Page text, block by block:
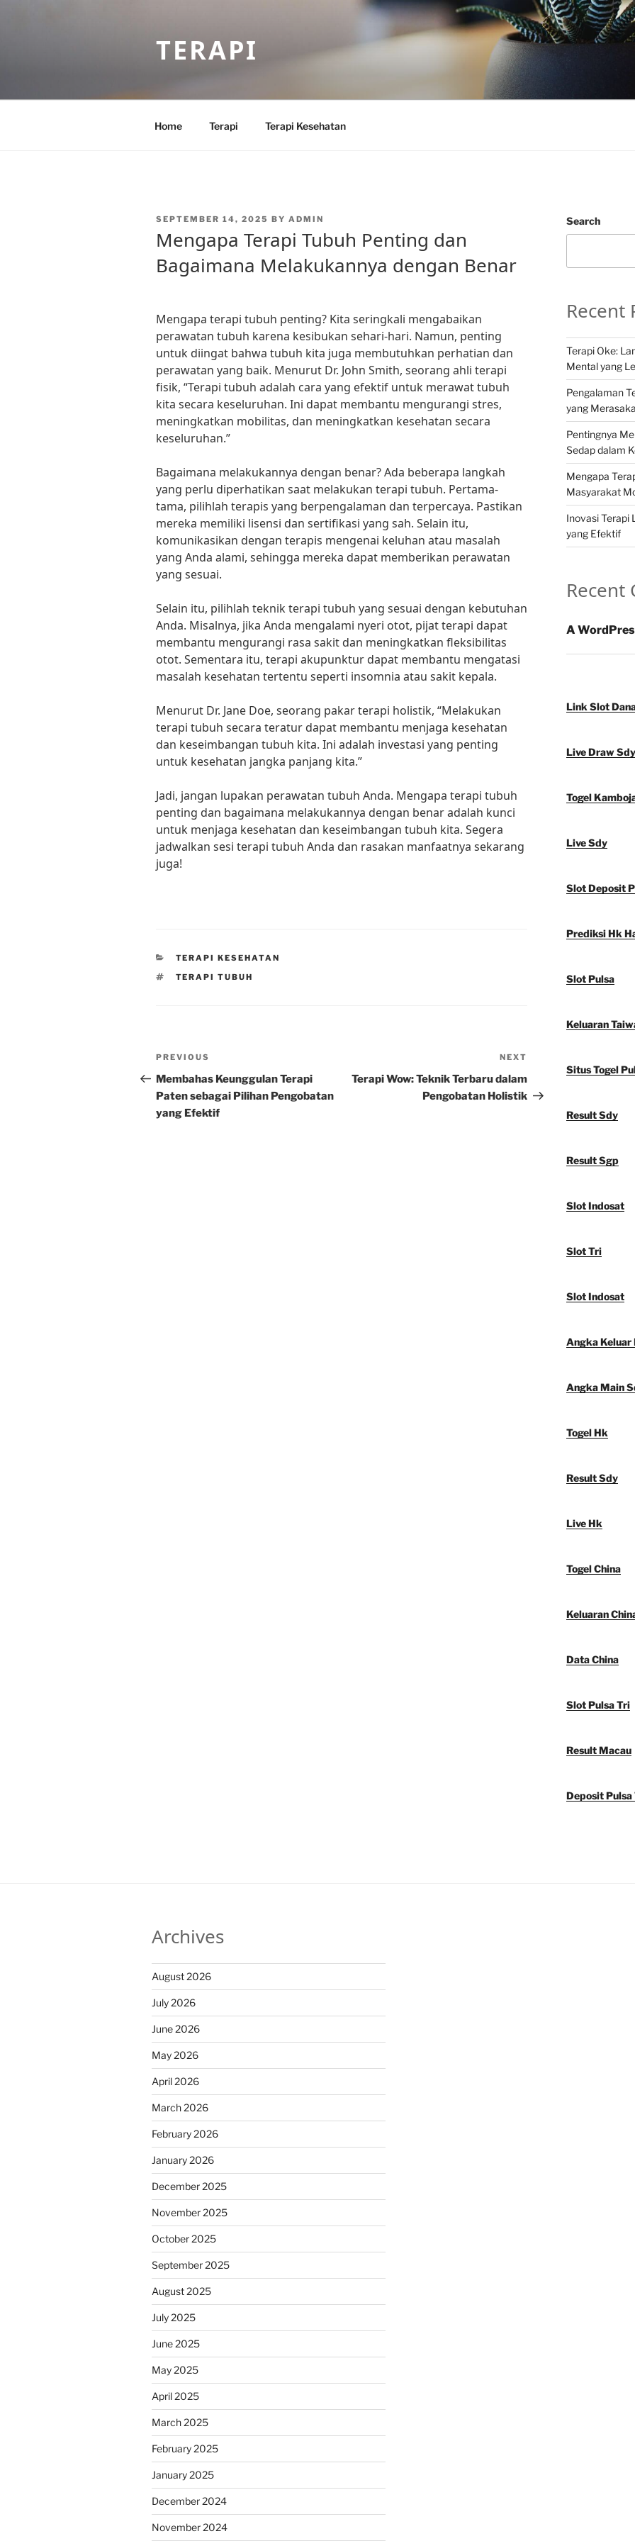
TERAPI
Home Terapi Terapi Kesehatan
POSTED
SEPTEMBER 14, 2025 BY ADMIN
Mengapa Terapi Tubuh Penting dan
Bagaimana Melakukannya dengan Benar
Mengapa terapi tubuh penting? Kita seringkali mengabaikan
perawatan tubuh karena kesibukan sehari-hari. Namun, penting
untuk diingat bahwa tubuh kita juga membutuhkan perhatian dan
perawatan yang baik. Menurut Dr. John Smith, seorang ahli terapi
fisik, “Terapi tubuh adalah cara yang efektif untuk merawat tubuh
kita secara keseluruhan. Ini dapat membantu mengurangi stres,
meningkatkan mobilitas, dan meningkatkan kesehatan secara
keseluruhan.”
Bagaimana melakukannya dengan benar? Ada beberapa langkah
yang perlu diperhatikan saat melakukan terapi tubuh. Pertama-
tama, pilihlah terapis yang berpengalaman dan terpercaya. Pastikan
mereka memiliki lisensi dan sertifikasi yang sah. Selain itu,
komunikasikan dengan terapis mengenai keluhan atau masalah
yang Anda alami, sehingga mereka dapat memberikan perawatan
yang sesuai.
Selain itu, pilihlah teknik terapi tubuh yang sesuai dengan kebutuhan
Anda. Misalnya, jika Anda mengalami nyeri otot, pijat terapi dapat
membantu mengurangi rasa sakit dan meningkatkan fleksibilitas
otot. Sementara itu, terapi akupunktur dapat membantu mengatasi
masalah kesehatan tertentu seperti insomnia atau sakit kepala.
Menurut Dr. Jane Doe, seorang pakar terapi holistik, “Melakukan
terapi tubuh secara teratur dapat membantu menjaga kesehatan
dan keseimbangan tubuh kita. Ini adalah investasi yang penting
untuk kesehatan jangka panjang kita.”
Jadi, jangan lupakan perawatan tubuh Anda. Mengapa terapi tubuh
penting dan bagaimana melakukannya dengan benar adalah kunci
untuk menjaga kesehatan dan keseimbangan tubuh kita. Segera
jadwalkan sesi terapi tubuh Anda dan rasakan manfaatnya sekarang
juga!
CATEGORIES
TERAPI KESEHATAN
TAGS
TERAPI TUBUH
Post
navigation
Previous
Post
PREVIOUS
Membahas Keunggulan Terapi
Paten sebagai Pilihan Pengobatan
yang Efektif
Post
NEXT
Terapi Wow: Teknik Terbaru dalam
Pengobatan Holistik
Search
Recent
Terapi Oke:
Mental yang
Pengalaman
yang
Pentingnya
Sedap dalam
Mengapa
Masyarakat
Inovasi Terapi
yang Efektif
Recent
A
Link Slot
Live Draw Sdy
Togel
Live Sdy
Slot Deposit
Prediksi Hk
Slot Pulsa
Keluaran
Situs Togel
Result Sdy
Result Sgp
Slot Indosat
Slot Tri
Slot Indosat
Angka Keluar
Angka Main
Togel Hk
Result Sdy
Live Hk
Togel China
Keluaran
Data China
Slot Pulsa Tri
Result Macau
Deposit Pulsa
Archives
August 2026
July 2026
June 2026
May 2026
April 2026
March 2026
February 2026
January 2026
December 2025
November 2025
October 2025
September 2025
August 2025
July 2025
June 2025
May 2025
April 2025
March 2025
February 2025
January 2025
December 2024
November 2024